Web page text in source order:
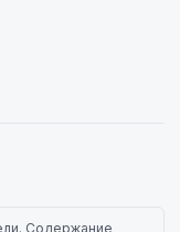
Содержание